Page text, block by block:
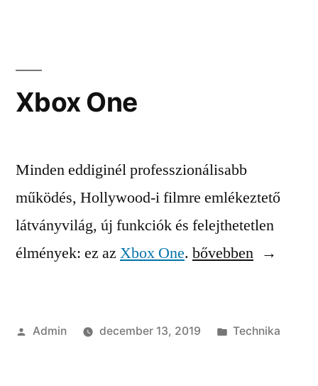
Xbox One
Minden eddiginél professzionálisabb
működés, Hollywood-i filmre emlékeztető
látványvilág, új funkciók és felejthetetlen
élmények: ez az Xbox One. “Xbox
bővebben
Szerző:
Admin december 13, 2019 Kategória:
Technika